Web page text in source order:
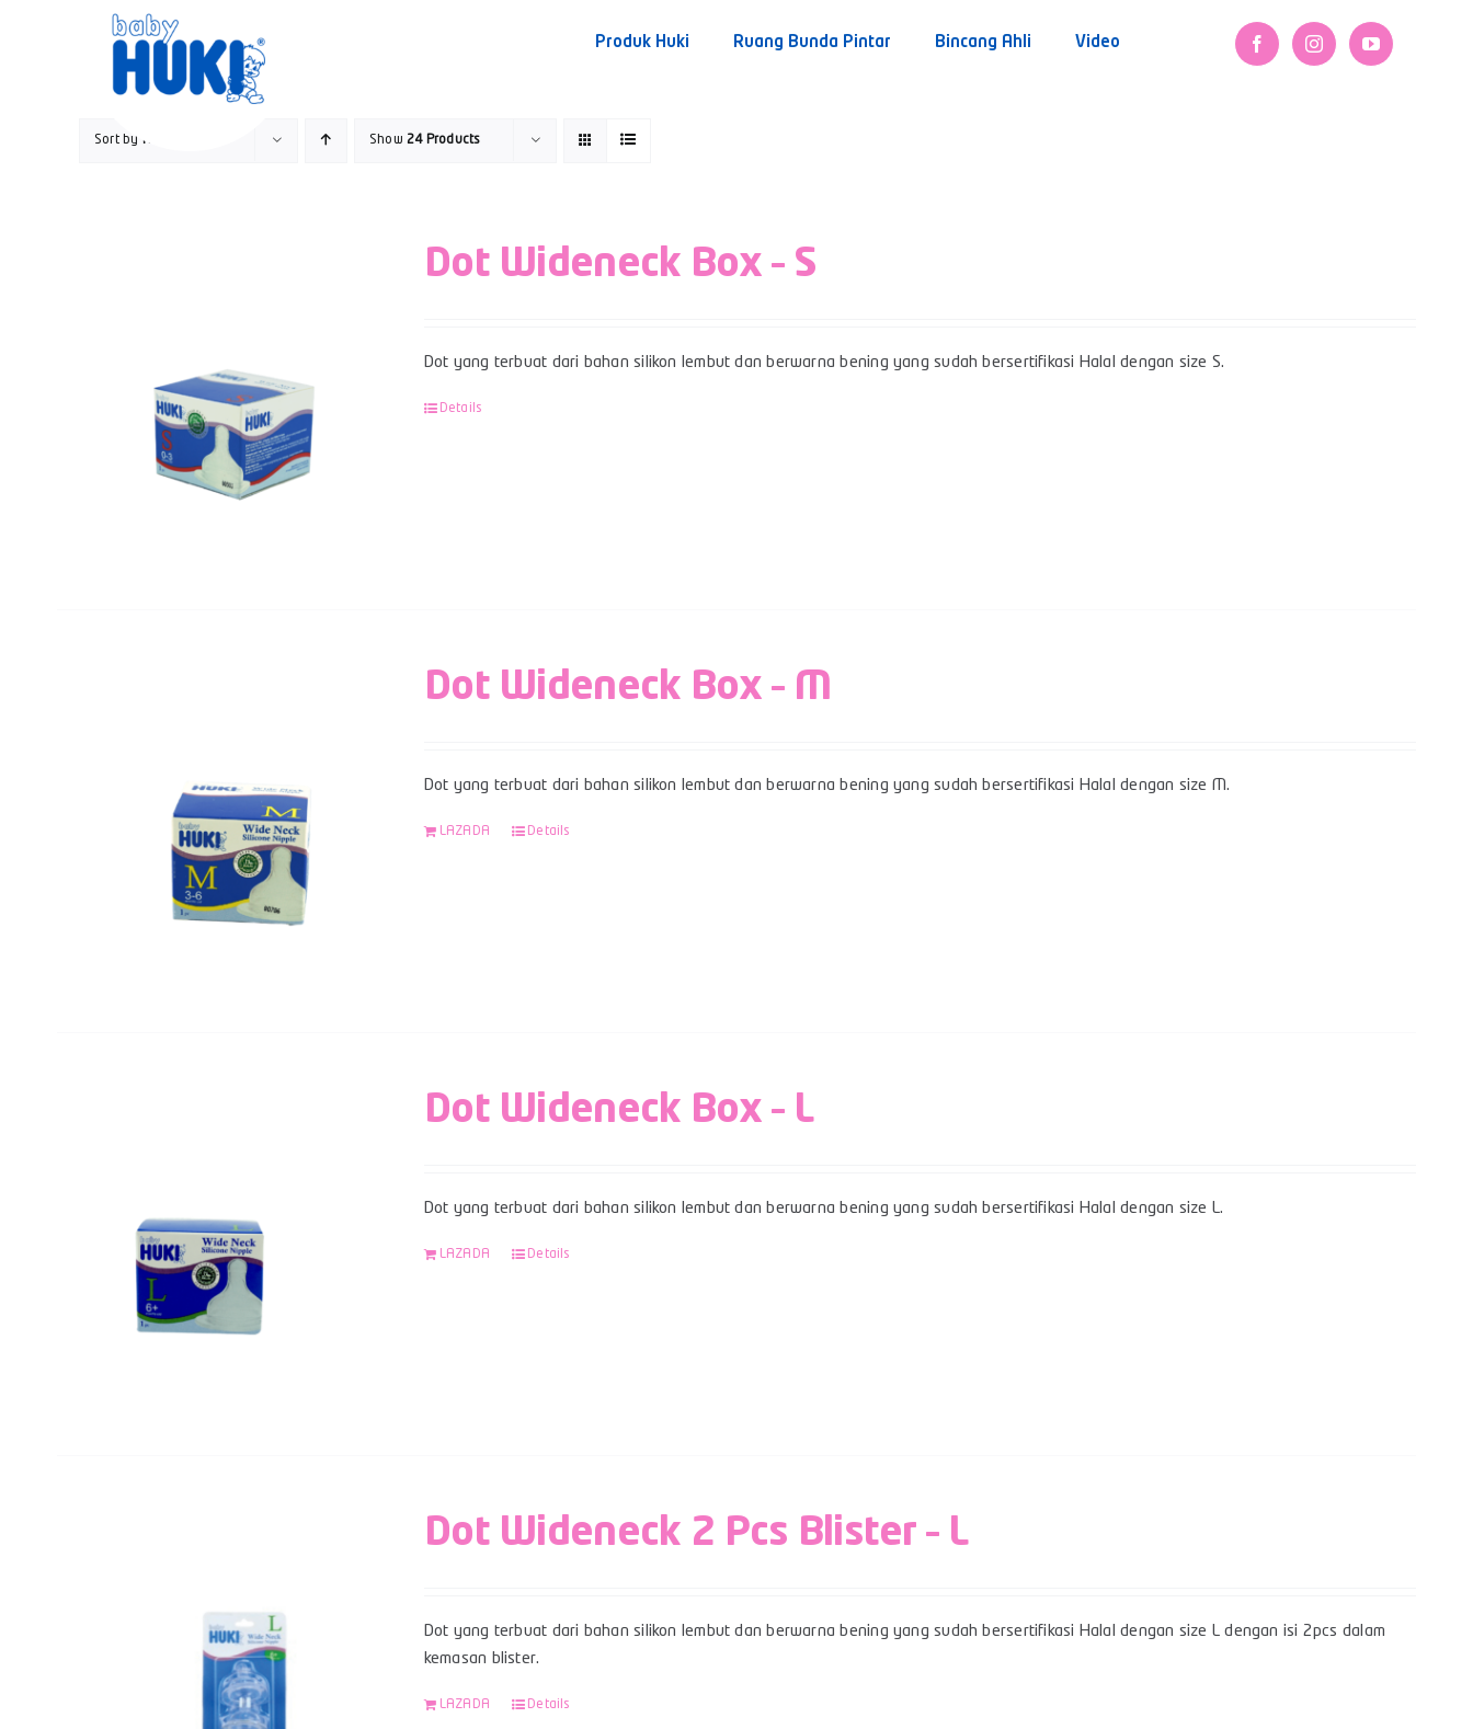
Produk Huki Ruang Bunda Pintar Bincang Ahli Video
Sort by Name Show24 Products
Dot Wideneck Box – S
Dot yang terbuat dari bahan silikon lembut dan berwarna bening yang sudah bersertifikasi Halal dengan size S.
Details
Dot Wideneck Box – M
Dot yang terbuat dari bahan silikon lembut dan berwarna bening yang sudah bersertifikasi Halal dengan size M.
LAZADA Details
Dot Wideneck Box – L
Dot yang terbuat dari bahan silikon lembut dan berwarna bening yang sudah bersertifikasi Halal dengan size L.
LAZADA Details
Dot Wideneck 2 Pcs Blister – L
Dot yang terbuat dari bahan silikon lembut dan berwarna bening yang sudah bersertifikasi Halal dengan size L dengan isi 2pcs dalam
kemasan blister.
LAZADA Details